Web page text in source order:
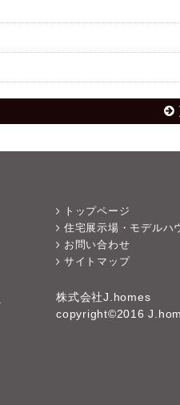
トップページ
住宅展示場・モデルハ
お問い合わせ
サイトマップ
株式会社J.homes
copyright©2016